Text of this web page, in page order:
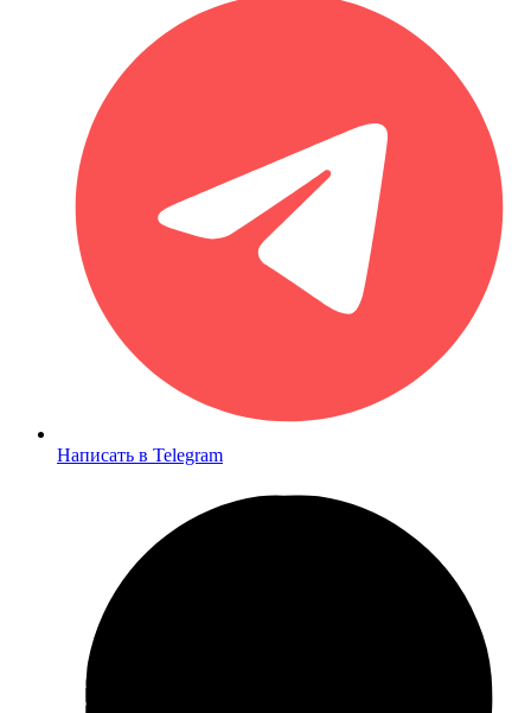
Написать в Telegram